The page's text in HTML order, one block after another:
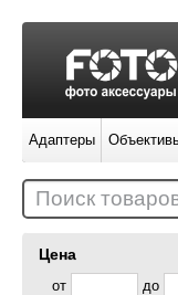
Цена
от до
Адаптеры
Поиск